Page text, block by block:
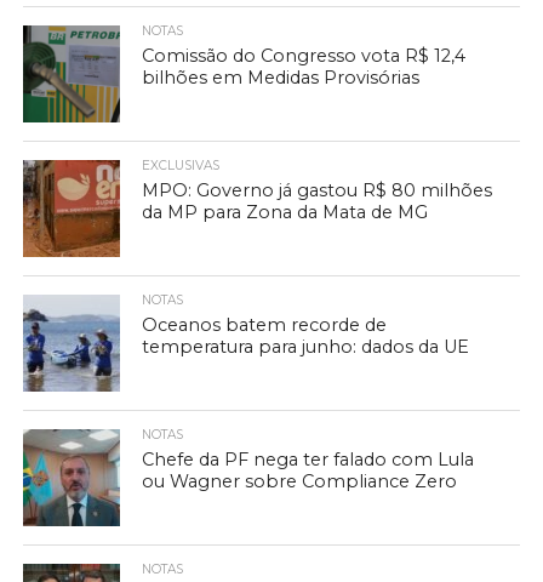
NOTAS
Comissão do Congresso vota R$ 12,4
bilhões em Medidas Provisórias
EXCLUSIVAS
MPO: Governo já gastou R$ 80 milhões
da MP para Zona da Mata de MG
NOTAS
Oceanos batem recorde de
temperatura para junho: dados da UE
NOTAS
Chefe da PF nega ter falado com Lula
ou Wagner sobre Compliance Zero
NOTAS